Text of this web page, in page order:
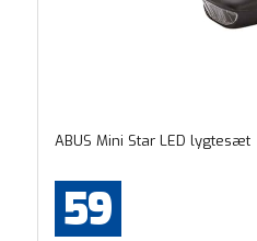
ABUS Mini Star LED lygtesæt
59